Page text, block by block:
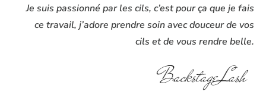
Je suis passionné par les cils, c’est pour ça que je fais
ce travail, j’adore prendre soin avec douceur de vos
cils et de vous rendre belle.